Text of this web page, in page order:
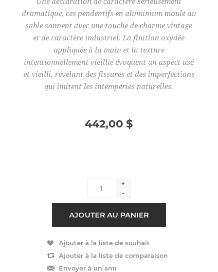
dramatique, ces pendentifs en aluminium moulé au
sable sonnent avec une touche de charme vintage
et de caractère industriel. La finition oxydée
appliquée à la main et la texture
intentionnellement vieillie évoquent un aspect usé
et vieilli, révélant des fissures et des imperfections
qui imitent les intempéries naturelles.
442,00 $
+
-